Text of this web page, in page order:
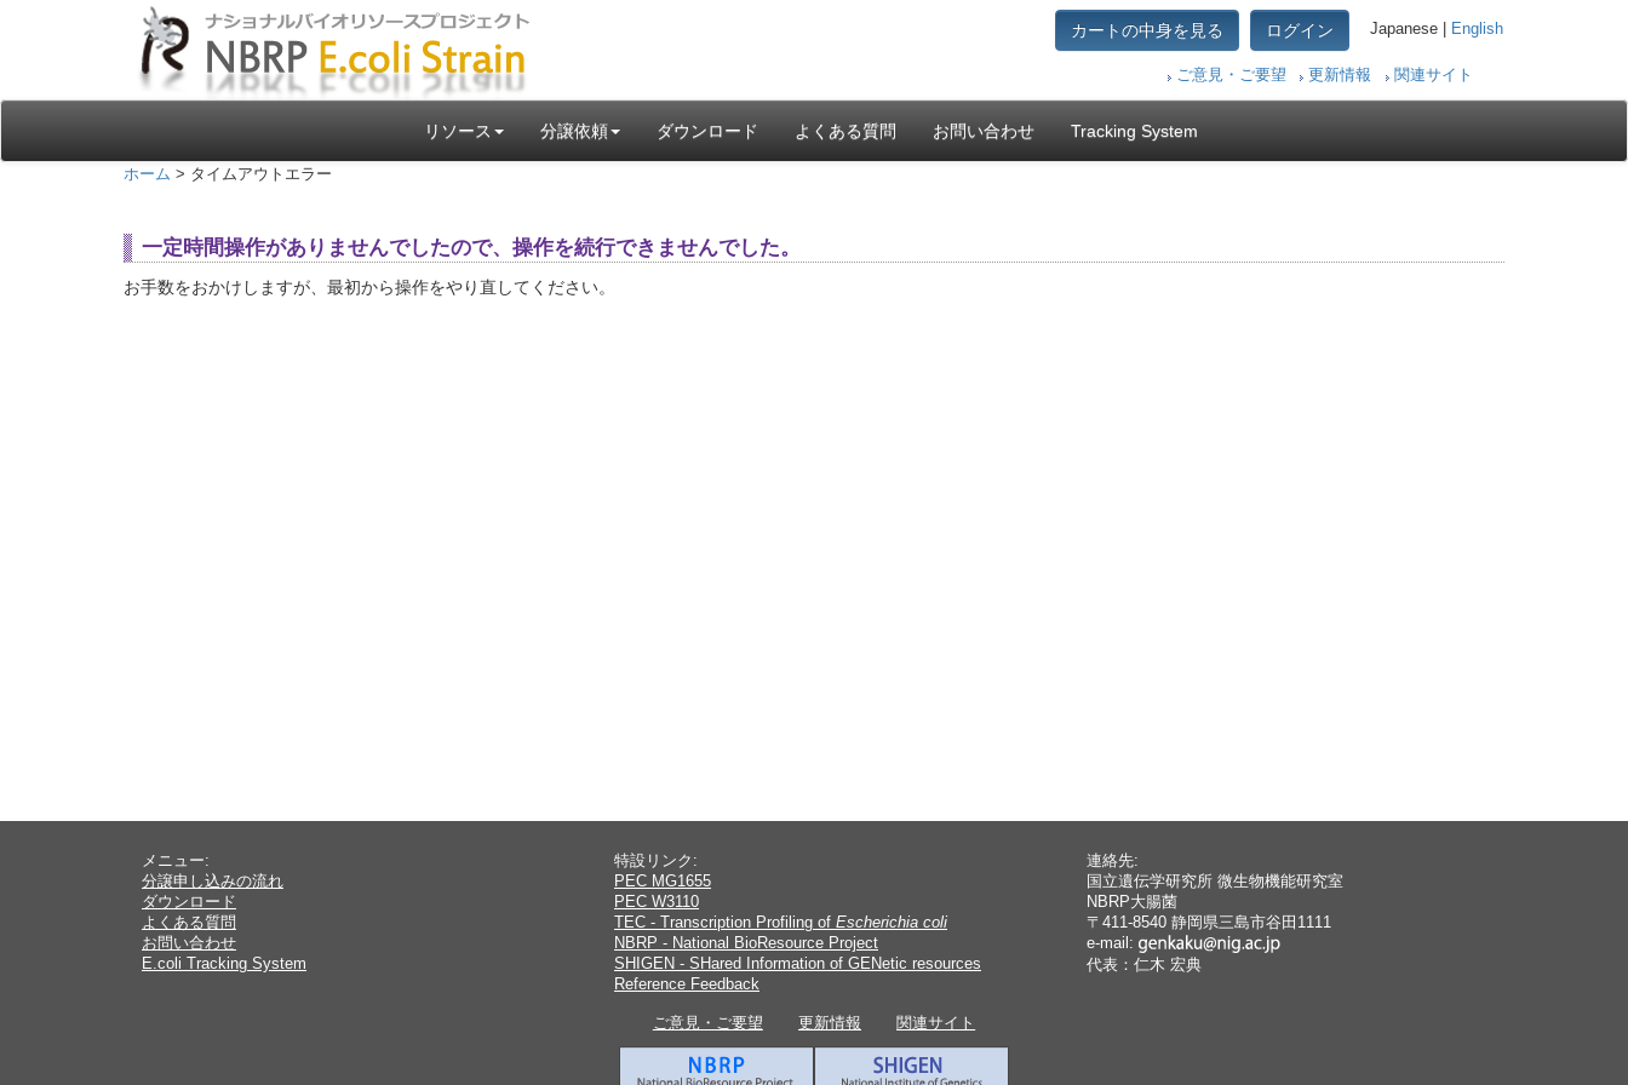
カートの中身を見る ログイン Japanese | English
ご意見・ご要望 更新情報 関連サイト
リソース 分譲依頼 ダウンロード よくある質問 お問い合わせ Tracking System
ホーム > タイムアウトエラー
一定時間操作がありませんでしたので、操作を続行できませんでした。
お手数をおかけしますが、最初から操作をやり直してください。
メニュー:
分譲申し込みの流れ
ダウンロード
よくある質問
お問い合わせ
E.coli Tracking System
特設リンク:
PEC MG1655
PEC W3110
TEC - Transcription Profiling of Escherichia coli
NBRP - National BioResource Project
SHIGEN - SHared Information of GENetic resources
Reference Feedback
連絡先:
国立遺伝学研究所 微生物機能研究室
NBRP大腸菌
〒411-8540 静岡県三島市谷田1111
e-mail:
代表：仁木 宏典
ご意見・ご要望 更新情報 関連サイト